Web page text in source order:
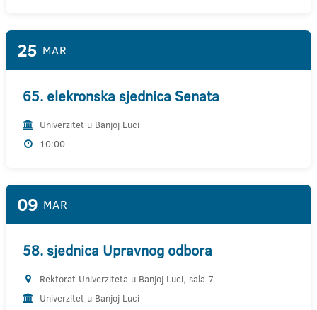
25 MAR
65. elekronska sjednica Senata
Univerzitet u Banjoj Luci
10:00
09 MAR
58. sjednica Upravnog odbora
Rektorat Univerziteta u Banjoj Luci, sala 7
Univerzitet u Banjoj Luci